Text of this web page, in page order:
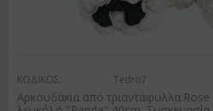
ΚΩΔΙΚΟΣ: Tedro7
Αρκουδάκια από